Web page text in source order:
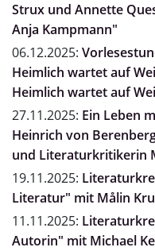
Strux und Annette
Anja Kampmann"
06.12.2025:
Heimlich wartet auf
Heimlich wartet auf
27.11.2025: Ein Leben
Heinrich von
und Literaturkritikerin
19.11.2025:
Literatur" mit Målin
11.11.2025:
Autorin" mit Michael